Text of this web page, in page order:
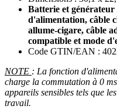
Batterie et générateur
d'alimentation, câble
allume-cigare, câble
compatible et mode
Code GTIN/EAN :
NOTE : La fonction
charge la commutation à 0
appareils sensibles tels que
travail.